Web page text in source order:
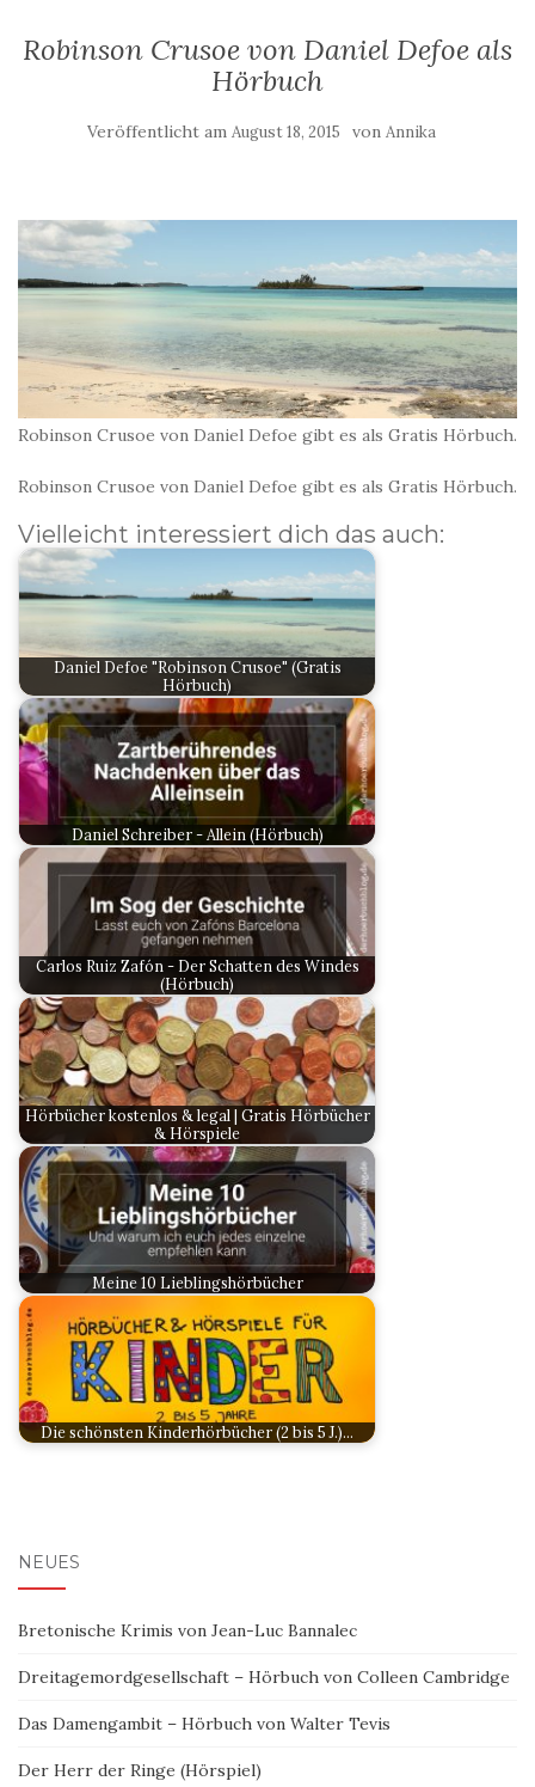
Robinson Crusoe von Daniel Defoe als
Hörbuch
Veröffentlicht am August 18, 2015 von Annika
Robinson Crusoe von Daniel Defoe gibt es als Gratis Hörbuch.
Robinson Crusoe von Daniel Defoe gibt es als Gratis Hörbuch.
Vielleicht interessiert dich das auch:
Daniel Defoe "Robinson Crusoe" (Gratis
Hörbuch)
Daniel Schreiber - Allein (Hörbuch)
Carlos Ruiz Zafón - Der Schatten des Windes
(Hörbuch)
Hörbücher kostenlos & legal | Gratis Hörbücher
& Hörspiele
Meine 10 Lieblingshörbücher
Die schönsten Kinderhörbücher (2 bis 5 J.)…
NEUES
Bretonische Krimis von Jean-Luc Bannalec
Dreitagemordgesellschaft – Hörbuch von Colleen Cambridge
Das Damengambit – Hörbuch von Walter Tevis
Der Herr der Ringe (Hörspiel)